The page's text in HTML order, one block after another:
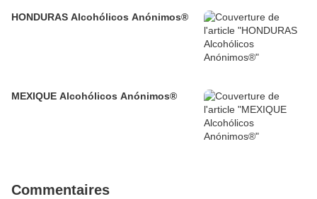
HONDURAS Alcohólicos Anónimos®
MEXIQUE Alcohólicos Anónimos®
Commentaires